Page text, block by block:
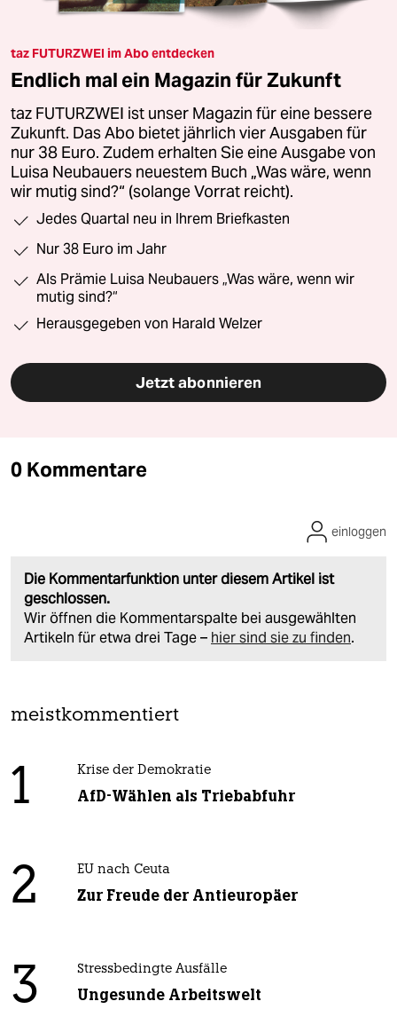
taz FUTURZWEI im Abo entdecken
Endlich mal ein Magazin für Zukunft
taz FUTURZWEI ist unser Magazin für eine bessere
Zukunft. Das Abo bietet jährlich vier Ausgaben für
nur 38 Euro. Zudem erhalten Sie eine Ausgabe von
Luisa Neubauers neuestem Buch „Was wäre, wenn
wir mutig sind?“ (solange Vorrat reicht).
Jedes Quartal neu in Ihrem Briefkasten
Nur 38 Euro im Jahr
Als Prämie Luisa Neubauers „Was wäre, wenn wir
mutig sind?“
Herausgegeben von Harald Welzer
Jetzt abonnieren
0 Kommentare
Die Kommentarfunktion unter diesem Artikel ist
geschlossen.
Wir öffnen die Kommentarspalte bei ausgewählten
Artikeln für etwa drei Tage – hier sind sie zu finden.
einloggen
meistkommentiert
1 Krise der Demokratie
AfD-Wählen als Triebabfuhr
2 EU nach Ceuta
Zur Freude der Antieuropäer
3 Stressbedingte Ausfälle
Ungesunde Arbeitswelt